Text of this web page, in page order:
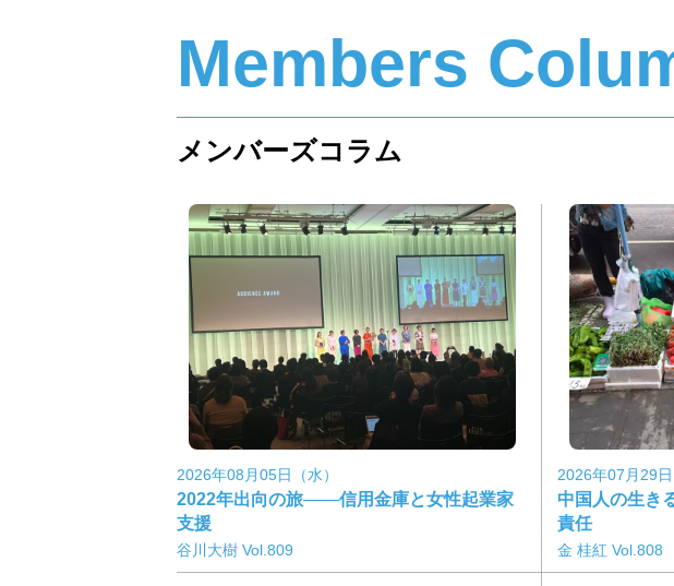
Members
メンバーズコラム
2026年08月05日（水）
2022年出向の旅───信用金庫と女性起業家
支援
谷川大樹 Vol.809
2026年07月29日
中国人の生き
責任
金 桂紅 Vol.808